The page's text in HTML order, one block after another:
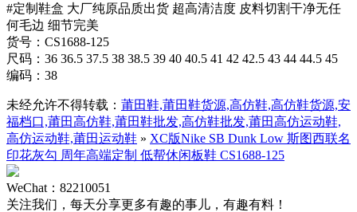
#定制鞋盒 大厂纯原品质出货 超高清洁度 皮料切割干净无任
何毛边 细节完美
货号：CS1688-125
尺码：36 36.5 37.5 38 38.5 39 40 40.5 41 42 42.5 43 44 44.5 45
编码：38
未经允许不得转载： 莆田鞋,莆田鞋货源,高仿鞋,高仿鞋货源,安
福档口,莆田高仿鞋,莆田鞋批发,高仿鞋批发,莆田高仿运动鞋,
高仿运动鞋,莆田运动鞋 » XC版Nike SB Dunk Low 斯图西联名
印花灰勾 周年高端定制 低帮休闲板鞋 CS1688-125
WeChat：82210051
关注我们，每天分享更多有趣的事儿，有趣有料！